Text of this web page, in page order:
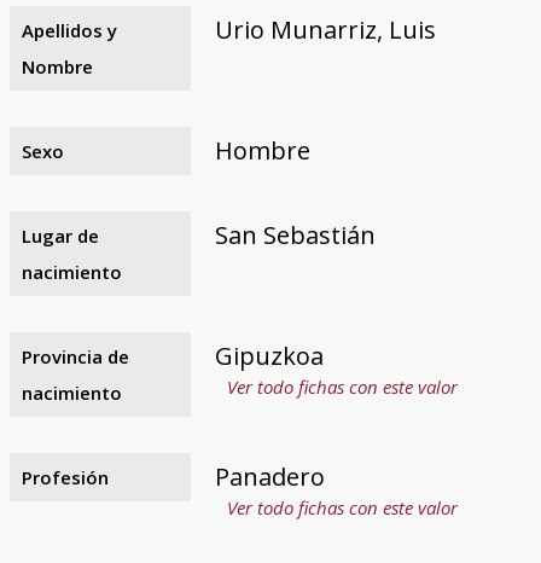
Razones y objetivos
El equipo
Colaboradores
Fuentes documentales
Apellidos y
Nombre
Urio Munarriz, Luis
Sexo Hombre
Lugar de
nacimiento
San Sebastián
Provincia de
nacimiento
Gipuzkoa
Ver todo fichas con este valor
Profesión Panadero
Ver todo fichas con este valor